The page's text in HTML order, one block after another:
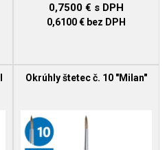
0,7500 € s DPH
0,6100 € bez DPH
Okrúhly štetec č. 10 "Milan"